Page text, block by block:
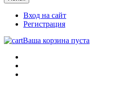
Вход на сайт
Регистрация
Ваша корзина пуста